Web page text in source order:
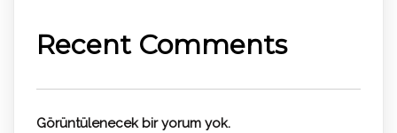
Recent Comments
Görüntülenecek bir yorum yok.